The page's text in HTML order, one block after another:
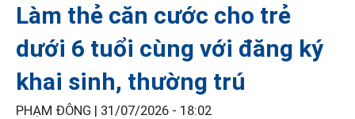
Làm thẻ căn cước cho trẻ
dưới 6 tuổi cùng với đăng ký
khai sinh, thường trú
PHẠM ĐÔNG | 31/07/2026 - 18:02